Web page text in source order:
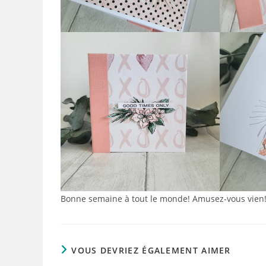
Bonne semaine à tout le monde! Amusez-vous vien!
VOUS DEVRIEZ ÉGALEMENT AIMER